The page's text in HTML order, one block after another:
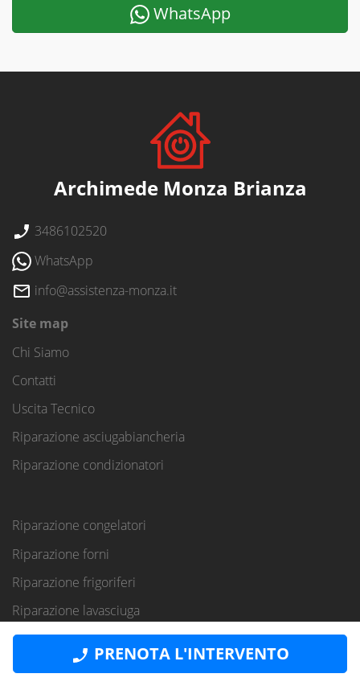
PRENOTA L'INTERVENTO
WhatsApp
Archimede Monza Brianza
3486102520
WhatsApp
info@assistenza-monza.it
Site map
Chi Siamo
Contatti
Uscita Tecnico
Riparazione asciugabiancheria
Riparazione condizionatori
Riparazione congelatori
Riparazione forni
Riparazione frigoriferi
Riparazione lavasciuga
Riparazione lavastoviglie